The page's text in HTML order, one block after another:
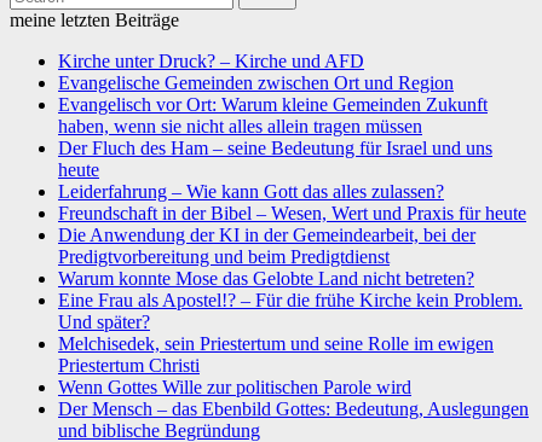
meine letzten Beiträge
Kirche unter Druck? – Kirche und AFD
Evangelische Gemeinden zwischen Ort und Region
Evangelisch vor Ort: Warum kleine Gemeinden Zukunft
haben, wenn sie nicht alles allein tragen müssen
Der Fluch des Ham – seine Bedeutung für Israel und uns
heute
Leiderfahrung – Wie kann Gott das alles zulassen?
Freundschaft in der Bibel – Wesen, Wert und Praxis für heute
Die Anwendung der KI in der Gemeindearbeit, bei der
Predigtvorbereitung und beim Predigtdienst
Warum konnte Mose das Gelobte Land nicht betreten?
Eine Frau als Apostel!? – Für die frühe Kirche kein Problem.
Und später?
Melchisedek, sein Priestertum und seine Rolle im ewigen
Priestertum Christi
Wenn Gottes Wille zur politischen Parole wird
Der Mensch – das Ebenbild Gottes: Bedeutung, Auslegungen
und biblische Begründung